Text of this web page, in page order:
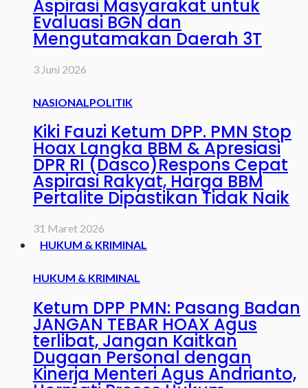
Aspirasi Masyarakat untuk
Evaluasi BGN dan
Mengutamakan Daerah 3T
3 Juni 2026
NASIONAL POLITIK
Kiki Fauzi Ketum DPP. PMN Stop
Hoax Langka BBM & Apresiasi
DPR RI (Dasco)Respons Cepat
Aspirasi Rakyat, Harga BBM
Pertalite Dipastikan Tidak Naik
31 Maret 2026
HUKUM & KRIMINAL
HUKUM & KRIMINAL
Ketum DPP PMN: Pasang Badan
JANGAN TEBAR HOAX Agus
terlibat, Jangan Kaitkan
Dugaan Personal dengan
Kinerja Menteri Agus Andrianto,